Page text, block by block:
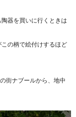
器を買いに行くときは
の柄で絵付けするほど
街ナブールから、地中